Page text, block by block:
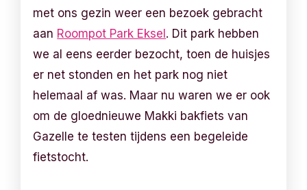
met ons gezin weer een bezoek gebracht
aan Roompot Park Eksel. Dit park hebben
we al eens eerder bezocht, toen de huisjes
er net stonden en het park nog niet
helemaal af was. Maar nu waren we er ook
om de gloednieuwe Makki bakfiets van
Gazelle te testen tijdens een begeleide
fietstocht.